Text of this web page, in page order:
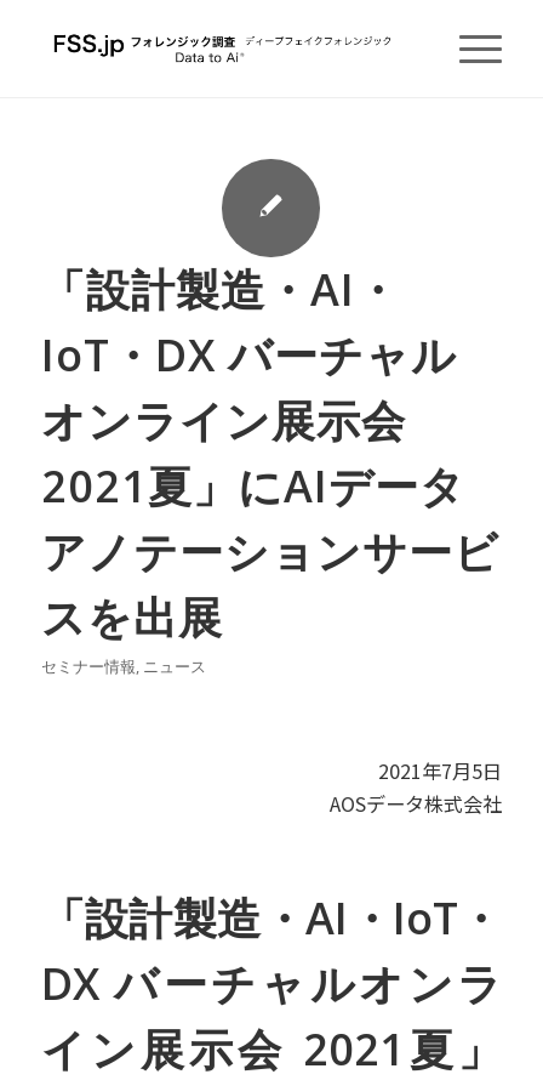
「設計製造・AI・
IoT・DX バーチャル
オンライン展示会
2021夏」にAIデータ
アノテーションサービ
スを出展
セミナー情報, ニュース
2021年7月5日
AOSデータ株式会社
「設計製造・AI・IoT・
DX バーチャルオンラ
イン展示会 2021夏」